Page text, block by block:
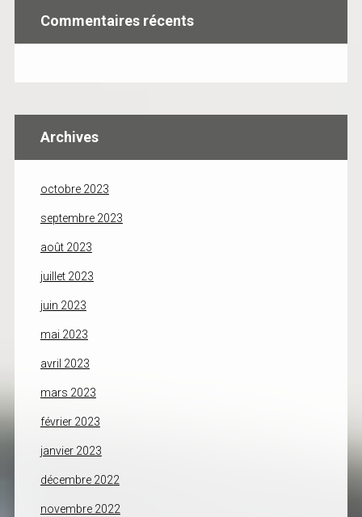
Commentaires récents
Archives
octobre 2023
septembre 2023
août 2023
juillet 2023
juin 2023
mai 2023
avril 2023
mars 2023
février 2023
janvier 2023
décembre 2022
novembre 2022